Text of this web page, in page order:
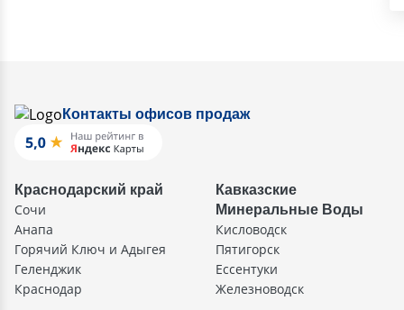
Контакты офисов продаж
Краснодарский край
Сочи
Анапа
Горячий Ключ и Адыгея
Геленджик
Краснодар
Кавказские
Минеральные Воды
Кисловодск
Пятигорск
Ессентуки
Железноводск